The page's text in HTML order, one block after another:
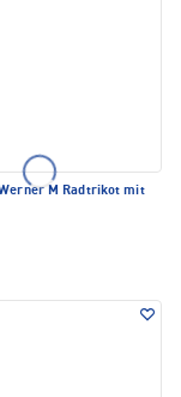
M Radtrikot mit